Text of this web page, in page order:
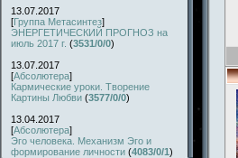
13.07.2017
[Группа Метасинтез]
ЭНЕРГЕТИЧЕСКИЙ ПРОГНОЗ на
июль 2017 г. (3531/0/0)
13.07.2017
[Абсолютера]
Кармические уроки. Творение
Картины Любви (3577/0/0)
13.04.2017
[Абсолютера]
Эго человека. Механизм Эго и
формирование личности (4083/0/1)